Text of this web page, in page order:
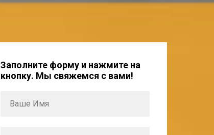
Заполните форму и нажмите на
кнопку. Мы свяжемся с вами!